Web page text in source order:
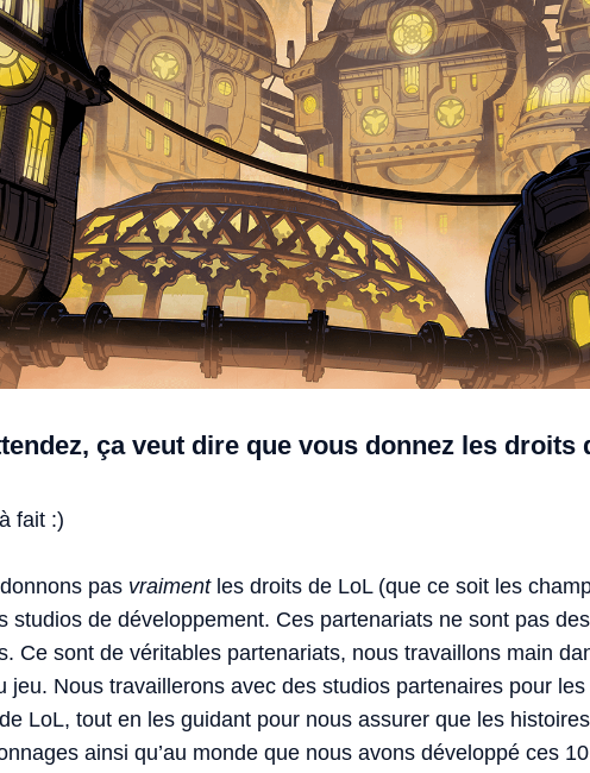
ça veut dire que vous donnez les
fait :)
pas vraimentles droits de LoL (que ce soit les
studios de développement. Ces partenariats ne sont pas
Ce sont de véritables partenariats, nous travaillons main
jeu. Nous travaillerons avec des studios partenaires pour
LoL, tout en les guidant pour nous assurer que les
ainsi qu’au monde que nous avons développé ces